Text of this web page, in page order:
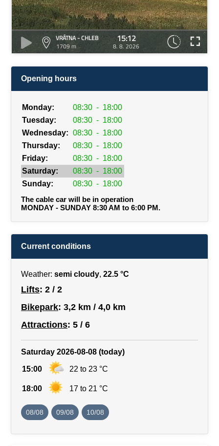
VRÁTNA - CHLEB
1709 m
15:12
8. 8. 2026
Opening hours
Monday: 08:30 - 18:00
Tuesday:
08:30 - 18:00
Wednesday: 08:30 - 18:00
Thursday:
08:30 - 18:00
Friday:
08:30 - 18:00
Saturday:
08:30 - 18:00
Sunday:
08:30 - 18:00
The cable car will be in operation
MONDAY - SUNDAY 8:30 AM to 6:00 PM.
Current conditions
Weather: semi cloudy, 22.5 °C
Lifts: 2 / 2
Bikepark: 3,2 km / 4,0 km
Attractions: 5 / 6
Saturday 2026-08-08 (today)
15:00 22 to 23 °C
18:00 17 to 21 °C
08/08 09/08 10/08